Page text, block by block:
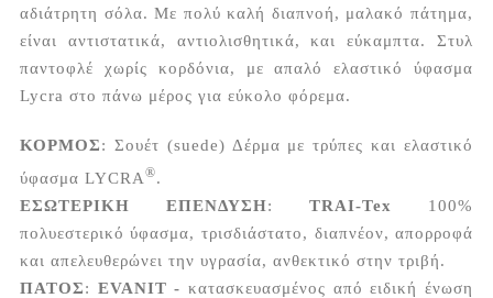
αδιάτρητη σόλα. Με πολύ καλή διαπνοή, μαλακό πάτημα,
είναι αντιστατικά, αντιολισθητικά, και εύκαμπτα. Στυλ
παντοφλέ χωρίς κορδόνια, με απαλό ελαστικό ύφασμα
Lycra στο πάνω μέρος για εύκολο φόρεμα.
ΚΟΡΜΟΣ: Σουέτ (suede) Δέρμα με τρύπες και ελαστικό
ύφασμα LYCRA ®.
ΕΣΩΤΕΡΙΚΗ ΕΠΕΝΔΥΣΗ:TRAI-Tex
100%
πολυεστερικό ύφασμα, τρισδιάστατο, διαπνέον, απορροφά
και απελευθερώνει την υγρασία, ανθεκτικό στην τριβή.
ΠΑΤΟΣ: EVANIT - κατασκευασμένος από ειδική ένωση